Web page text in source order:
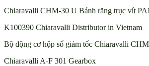
Chiaravalli CHM-30 U Bánh răng trục vít
K100390 Chiaravalli Distributor in Vietnam
Bộ động cơ hộp số giảm tốc Chiaravalli
Chiaravalli A-F 301 Gearbox